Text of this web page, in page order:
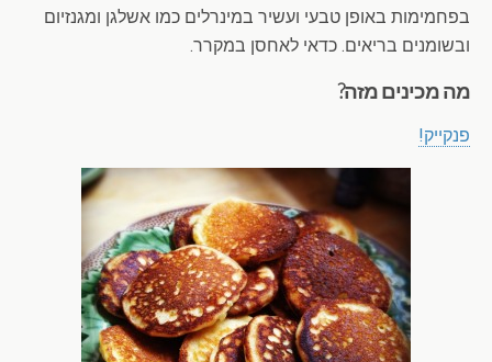
בפחמימות באופן טבעי ועשיר במינרלים כמו אשלגן ומגנזיום
ובשומנים בריאים. כדאי לאחסן במקרר.
מה מכינים מזה?
פנקייק!